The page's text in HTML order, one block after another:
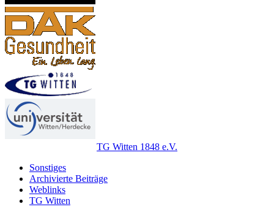
TG Witten 1848 e.V.
Sonstiges
Archivierte Beiträge
Weblinks
TG Witten